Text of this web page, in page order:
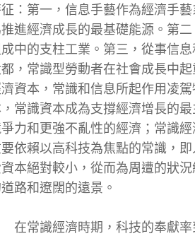
：第一，信息手藝作為經濟手
進經濟成長的最基礎能源。第
中的支柱工業。第三，從事信
，常識型勞動者在社會成長中
資本，常識和信息所起作用凌
常識資本成為支撐經濟增長的
力和更強不亂性的經濟；常識
依賴以高科技為焦點的常識，
本絕對較小，從而為周遭的狀
路和遼闊的遠景。
常識經濟時期，科技的奉獻率